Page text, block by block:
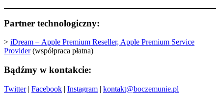
Partner technologiczny:
> iDream – Apple Premium Reseller, Apple Premium Service
Provider(współpraca płatna)
Bądźmy w kontakcie:
Twitter| Facebook | Instagram | kontakt@boczemunie.pl